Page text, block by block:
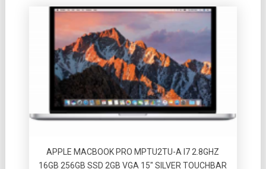
APPLE MACBOOK PRO MPTU2TU-A I7 2.8GHZ
16GB 256GB SSD 2GB VGA 15″ SILVER TOUCHBAR